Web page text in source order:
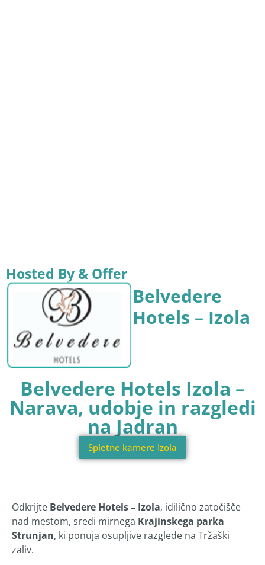
Hosted By & Offer
Belvedere
Hotels – Izola
Belvedere Hotels Izola –
Narava, udobje in razgledi
na Jadran
Spletne kamere Izola
Odkrijte Belvedere Hotels – Izola, idilično zatočišče
nad mestom, sredi mirnega Krajinskega parka
Strunjan, ki ponuja osupljive razglede na Tržaški
zaliv.